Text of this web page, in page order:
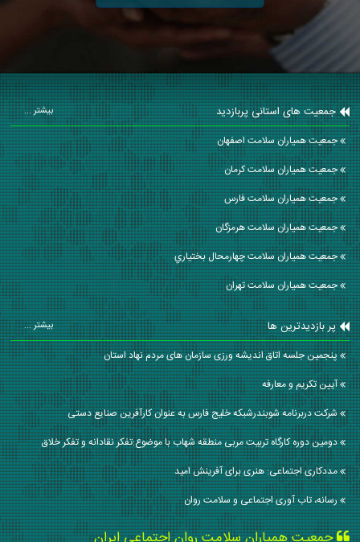
جمعیت های استانی پربازدید بیشتر ...
جمعیت همیاران سلامت اصفهان
جمعیت همیاران سلامت كرمان
جمعیت همیاران سلامت فارس
جمعیت همیاران سلامت هرمزگان
جمعیت همیاران سلامت چهارمحال بختياري
جمعیت همیاران سلامت تهران
پر بازدیدترین ها بیشتر ...
پنجمین جلسه اتاق اندیشه ورزی سازمان های مردم نهاد استان
آیین تکریم و معارفه
شرکت دربرنامه شوبندرشبکه خلیج فارس به عنوان کارآفرین صنایع دستی
دومین دوره کارگاه تربیت مربی منطقه شهاب با موضوع:تفکر نقادانه و تفکر خلاق
مددکاری اجتماعی: هنری برای آفرینش امید
رسانه، تاب‌ آوری اجتماعی و سلامت روان